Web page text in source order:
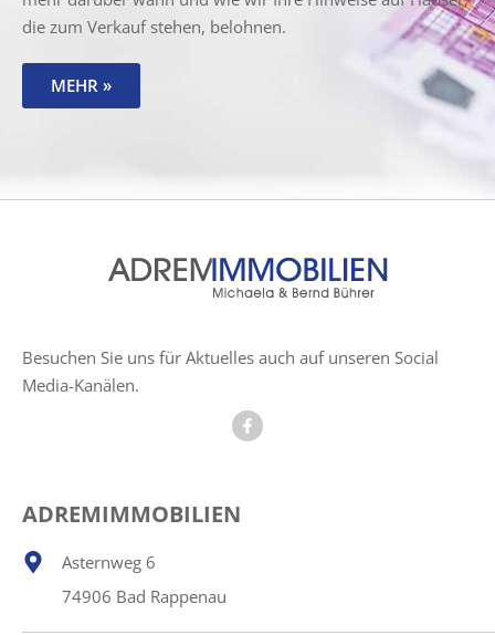
die zum Verkauf stehen, belohnen.
MEHR »
Besuchen Sie uns für Aktuelles auch auf unseren Social
Media-Kanälen.
ADREMIMMOBILIEN
Asternweg 6
74906 Bad Rappenau